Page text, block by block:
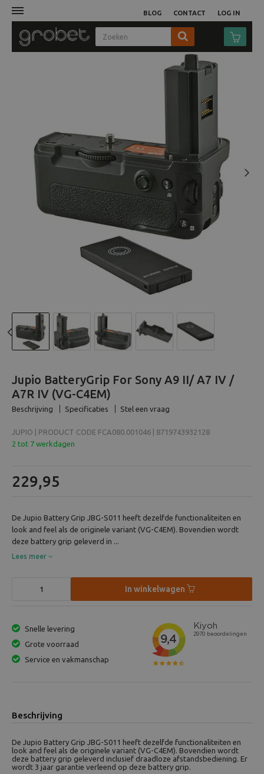
LOG IN
BLOG CONTACT
Video
Tassen
Statieven
Analoog
Previous
Jupio BatteryGrip For Sony A9 II/ A7 IV /
A7R IV (VG-C4EM)
Beschrijving Specificaties Stel een vraag
JUPIO | PRODUCT CODE FCA080.001046 | 8719743932128
2 tot 7 werkdagen
229,95
De Jupio Battery Grip JBG-S011 heeft dezelfde functionaliteiten en
look and feel als de originele variant (VG-C4EM). Bovendien wordt
deze battery grip geleverd in ...
Lees meer
In winkelwagen
Snelle levering
Grote voorraad
Service en vakmanschap
Beschrijving
De Jupio Battery Grip JBG-S011 heeft dezelfde functionaliteiten en
look and feel als de originele variant (VG-C4EM). Bovendien wordt
deze battery grip geleverd inclusief draadloze afstandsbediening. Er
wordt 3 jaar garantie verleend op deze battery grip.